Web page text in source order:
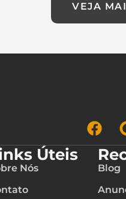
VEJA
Úteis
Nós
Blog